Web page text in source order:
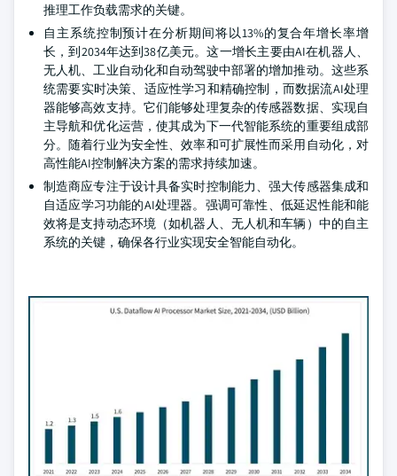
推理工作负载需求的关键。
自主系统控制预计在分析期间将以13%的复合年增长率增
长，到2034年达到38亿美元。这一增长主要由AI在机器人、
无人机、工业自动化和自动驾驶中部署的增加推动。这些系
统需要实时决策、适应性学习和精确控制，而数据流AI处理
器能够高效支持。它们能够处理复杂的传感器数据、实现自
主导航和优化运营，使其成为下一代智能系统的重要组成部
分。随着行业为安全性、效率和可扩展性而采用自动化，对
高性能AI控制解决方案的需求持续加速。
制造商应专注于设计具备实时控制能力、强大传感器集成和
自适应学习功能的AI处理器。强调可靠性、低延迟性能和能
效将是支持动态环境（如机器人、无人机和车辆）中的自主
系统的关键，确保各行业实现安全智能自动化。